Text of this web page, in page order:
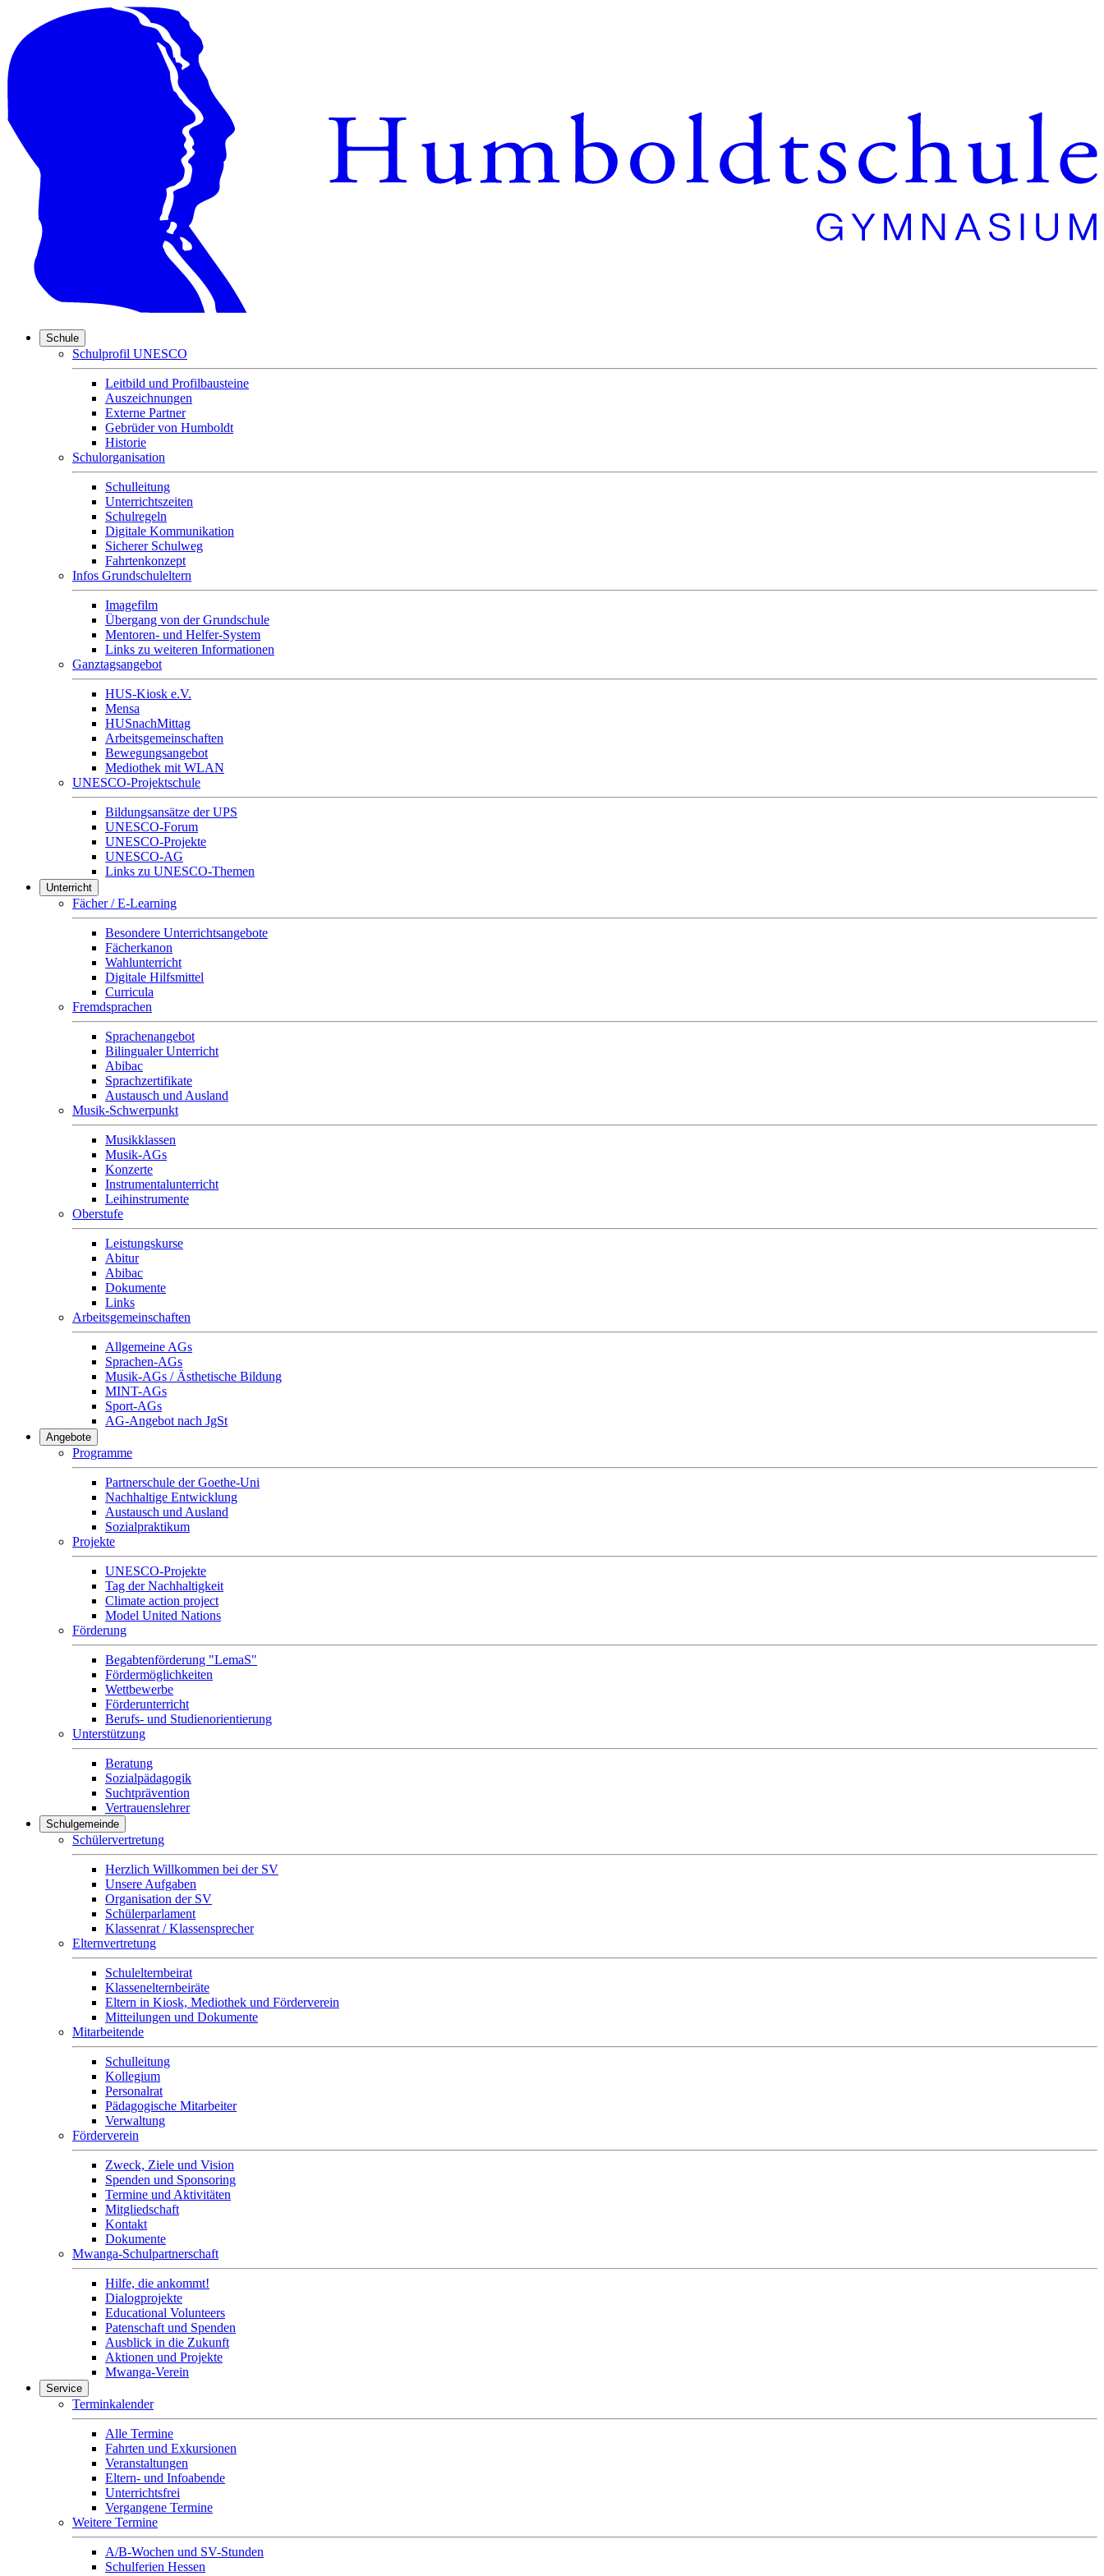
Schule
Schulprofil UNESCO
Leitbild und Profilbausteine
Auszeichnungen
Externe Partner
Gebrüder von Humboldt
Historie
Schulorganisation
Schulleitung
Unterrichtszeiten
Schulregeln
Digitale Kommunikation
Sicherer Schulweg
Fahrtenkonzept
Infos Grundschuleltern
Imagefilm
Übergang von der Grundschule
Mentoren- und Helfer-System
Links zu weiteren Informationen
Ganztagsangebot
HUS-Kiosk e.V.
Mensa
HUSnachMittag
Arbeitsgemeinschaften
Bewegungsangebot
Mediothek mit WLAN
UNESCO-Projektschule
Bildungsansätze der UPS
UNESCO-Forum
UNESCO-Projekte
UNESCO-AG
Links zu UNESCO-Themen
Unterricht
Fächer / E-Learning
Besondere Unterrichtsangebote
Fächerkanon
Wahlunterricht
Digitale Hilfsmittel
Curricula
Fremdsprachen
Sprachenangebot
Bilingualer Unterricht
Abibac
Sprachzertifikate
Austausch und Ausland
Musik-Schwerpunkt
Musikklassen
Musik-AGs
Konzerte
Instrumentalunterricht
Leihinstrumente
Oberstufe
Leistungskurse
Abitur
Abibac
Dokumente
Links
Arbeitsgemeinschaften
Allgemeine AGs
Sprachen-AGs
Musik-AGs / Ästhetische Bildung
MINT-AGs
Sport-AGs
AG-Angebot nach JgSt
Angebote
Programme
Partnerschule der Goethe-Uni
Nachhaltige Entwicklung
Austausch und Ausland
Sozialpraktikum
Projekte
UNESCO-Projekte
Tag der Nachhaltigkeit
Climate action project
Model United Nations
Förderung
Begabtenförderung "LemaS"
Fördermöglichkeiten
Wettbewerbe
Förderunterricht
Berufs- und Studienorientierung
Unterstützung
Beratung
Sozialpädagogik
Suchtprävention
Vertrauenslehrer
Schulgemeinde
Schülervertretung
Herzlich Willkommen bei der SV
Unsere Aufgaben
Organisation der SV
Schülerparlament
Klassenrat / Klassensprecher
Elternvertretung
Schulelternbeirat
Klassenelternbeiräte
Eltern in Kiosk, Mediothek und Förderverein
Mitteilungen und Dokumente
Mitarbeitende
Schulleitung
Kollegium
Personalrat
Pädagogische Mitarbeiter
Verwaltung
Förderverein
Zweck, Ziele und Vision
Spenden und Sponsoring
Termine und Aktivitäten
Mitgliedschaft
Kontakt
Dokumente
Mwanga-Schulpartnerschaft
Hilfe, die ankommt!
Dialogprojekte
Educational Volunteers
Patenschaft und Spenden
Ausblick in die Zukunft
Aktionen und Projekte
Mwanga-Verein
Service
Terminkalender
Alle Termine
Fahrten und Exkursionen
Veranstaltungen
Eltern- und Infoabende
Unterrichtsfrei
Vergangene Termine
Weitere Termine
A/B-Wochen und SV-Stunden
Schulferien Hessen